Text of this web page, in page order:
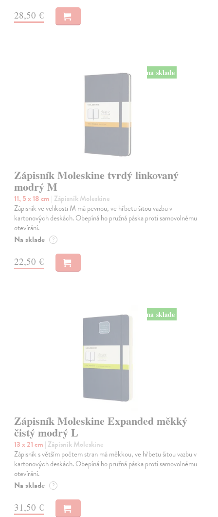
28,50 €
na sklade
Zápisník Moleskine tvrdý linkovaný
modrý M
11, 5 x 18 cm | Zápisník Moleskine
Zápisník ve velikosti M má pevnou, ve hřbetu šitou vazbu v
kartonových deskách. Obepíná ho pružná páska proti samovolnému
otevírání.
Na sklade ?
22,50 €
na sklade
Zápisník Moleskine Expanded měkký
čistý modrý L
13 x 21 cm | Zápisník Moleskine
Zápisník s větším počtem stran má měkkou, ve hřbetu šitou vazbu v
kartonových deskách. Obepíná ho pružná páska proti samovolnému
otevírání.
Na sklade ?
31,50 €